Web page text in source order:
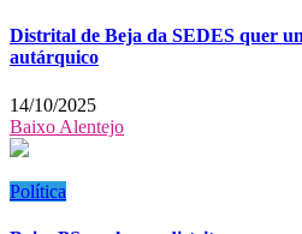
Distrital de Beja da SEDES quer
autárquico
14/10/2025
Baixo Alentejo
Política